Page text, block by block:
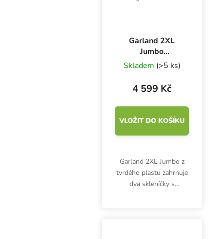
Garland 2XL
Jumbo
Professional
Variable
120x41x25 cm,
dva plastové
skleníky s
termostatem
Skladem (>5 ks)
4 599 Kč
VLOŽIT DO KOŠÍKU
Garland 2XL Jumbo z
tvrdého plastu zahrnuje
dva skleníčky s